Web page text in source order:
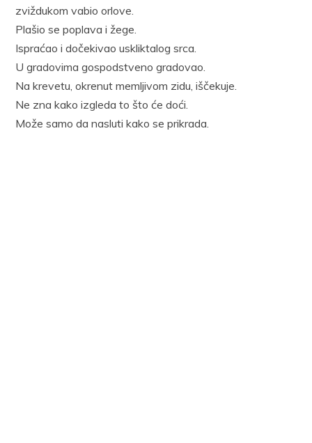
zviždukom vabio orlove.
Plašio se poplava i žege.
Ispraćao i dočekivao uskliktalog srca.
U gradovima gospodstveno gradovao.
Na krevetu, okrenut memljivom zidu, iščekuje.
Ne zna kako izgleda to što će doći.
Može samo da nasluti kako se prikrada.